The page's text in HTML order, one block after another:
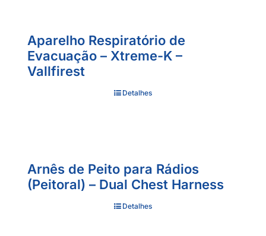
Aparelho Respiratório de
Evacuação – Xtreme-K –
Vallfirest
Detalhes
Arnês de Peito para Rádios
(Peitoral) – Dual Chest Harness
Detalhes